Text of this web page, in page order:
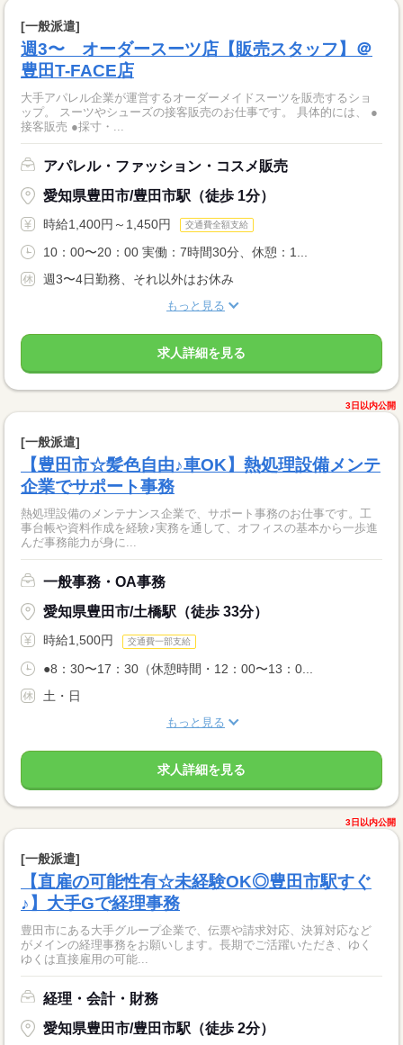
[一般派遣]
週3〜 オーダースーツ店【販売スタッフ】＠
豊田T-FACE店
大手アパレル企業が運営するオーダーメイドスーツを販売するショ
ップ。 スーツやシューズの接客販売のお仕事です。 具体的には、 ●
接客販売 ●採寸・...
アパレル・ファッション・コスメ販売
愛知県豊田市/豊田市駅（徒歩 1分）
時給1,400円～1,450円 交通費全額支給
10：00〜20：00 実働：7時間30分、休憩：1...
週3〜4日勤務、それ以外はお休み
もっと見る
求人詳細を見る
3日以内公開
[一般派遣]
【豊田市☆髪色自由♪車OK】熱処理設備メンテ
企業でサポート事務
熱処理設備のメンテナンス企業で、サポート事務のお仕事です。工
事台帳や資料作成を経験♪実務を通して、オフィスの基本から一歩進
んだ事務能力が身に...
一般事務・OA事務
愛知県豊田市/土橋駅（徒歩 33分）
時給1,500円 交通費一部支給
●8：30〜17：30（休憩時間・12：00〜13：0...
土・日
もっと見る
求人詳細を見る
3日以内公開
[一般派遣]
【直雇の可能性有☆未経験OK◎豊田市駅すぐ
♪】大手Gで経理事務
豊田市にある大手グループ企業で、伝票や請求対応、決算対応など
がメインの経理事務をお願いします。長期でご活躍いただき、ゆく
ゆくは直接雇用の可能...
経理・会計・財務
愛知県豊田市/豊田市駅（徒歩 2分）